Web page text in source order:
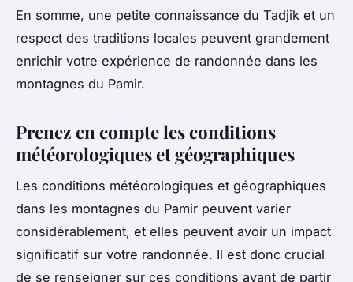
En somme, une petite connaissance du Tadjik et un
respect des traditions locales peuvent grandement
enrichir votre expérience de randonnée dans les
montagnes du Pamir.
Prenez en compte les conditions
météorologiques et géographiques
Les conditions météorologiques et géographiques
dans les montagnes du Pamir peuvent varier
considérablement, et elles peuvent avoir un impact
significatif sur votre randonnée. Il est donc crucial
de se renseigner sur ces conditions avant de partir